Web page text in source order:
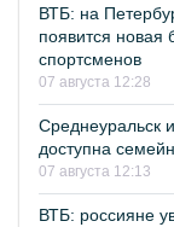
ВТБ: на
появится новая
спортсменов
07 августа 12:28
Среднеуральск
доступна
07 августа 12:13
ВТБ: россияне